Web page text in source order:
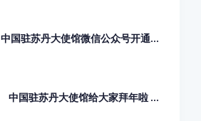
中国驻苏丹大使馆微信公众号开通...
中国驻苏丹大使馆给大家拜年啦 ...